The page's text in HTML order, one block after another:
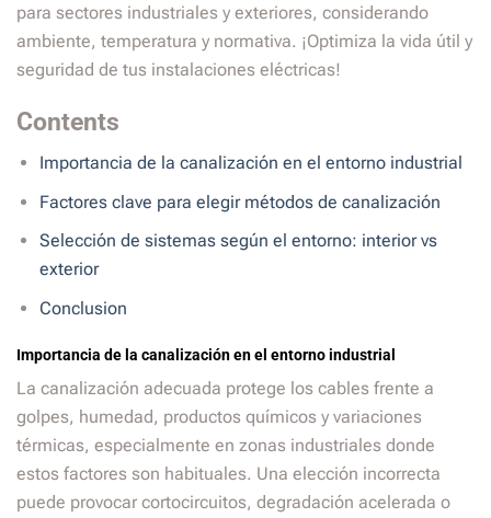
para sectores industriales y exteriores, considerando
ambiente, temperatura y normativa. ¡Optimiza la vida útil y
seguridad de tus instalaciones eléctricas!
Contents
Importancia de la canalización en el entorno industrial
Factores clave para elegir métodos de canalización
Selección de sistemas según el entorno: interior vs
exterior
Conclusion
Importancia de la canalización en el entorno industrial
La canalización adecuada protege los cables frente a
golpes, humedad, productos químicos y variaciones
térmicas, especialmente en zonas industriales donde
estos factores son habituales. Una elección incorrecta
puede provocar cortocircuitos, degradación acelerada o